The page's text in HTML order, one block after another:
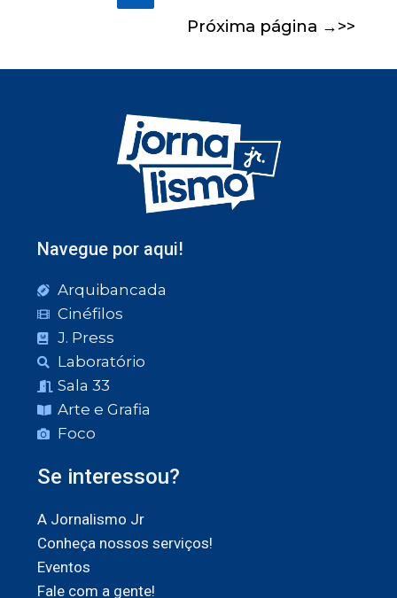
Próxima página →
Navegue por aqui!
Arquibancada
Cinéfilos
J. Press
Laboratório
Sala 33
Arte e Grafia
Foco
Se interessou?
A Jornalismo Jr
Conheça nossos serviços!
Eventos
Fale com a gente!